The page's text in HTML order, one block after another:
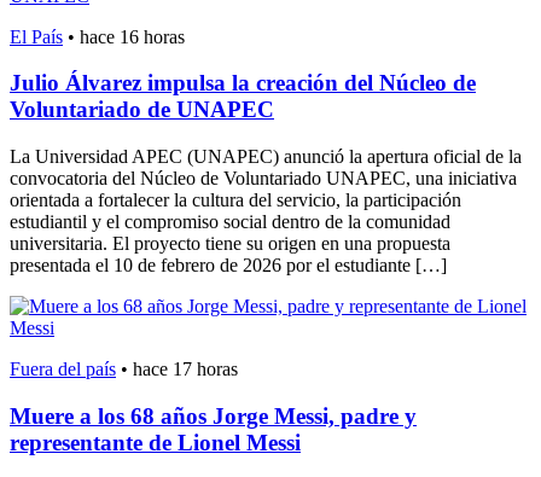
El País • hace 16 horas
Julio Álvarez impulsa la creación del Núcleo de
Voluntariado de UNAPEC
La Universidad APEC (UNAPEC) anunció la apertura oficial de la
convocatoria del Núcleo de Voluntariado UNAPEC, una iniciativa
orientada a fortalecer la cultura del servicio, la participación
estudiantil y el compromiso social dentro de la comunidad
universitaria. El proyecto tiene su origen en una propuesta
presentada el 10 de febrero de 2026 por el estudiante […]
Fuera del país • hace 17 horas
Muere a los 68 años Jorge Messi, padre y
representante de Lionel Messi